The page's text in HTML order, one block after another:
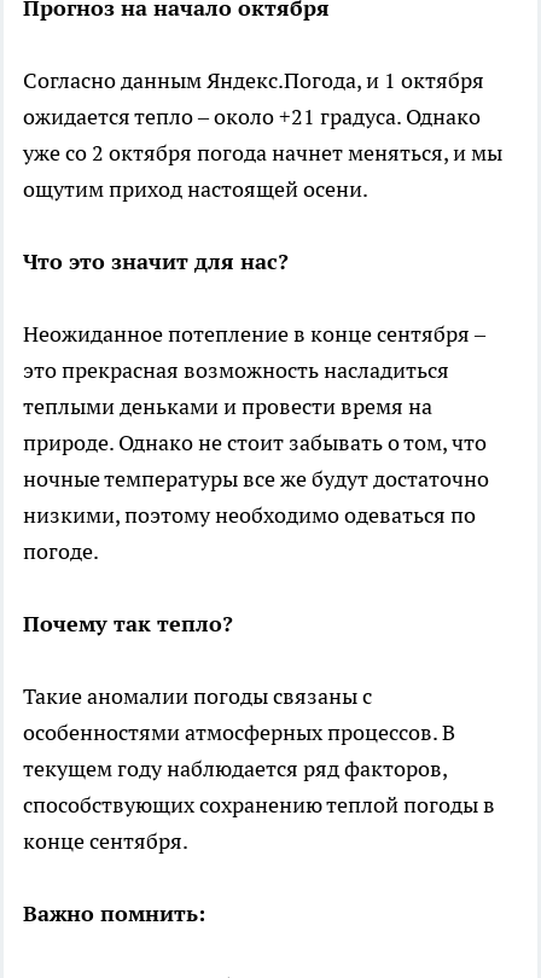
Прогноз на начало октября
Согласно данным Яндекс.Погода, и 1 октября
ожидается тепло – около +21 градуса. Однако
уже со 2 октября погода начнет меняться, и мы
ощутим приход настоящей осени.
Что это значит для нас?
Неожиданное потепление в конце сентября –
это прекрасная возможность насладиться
теплыми деньками и провести время на
природе. Однако не стоит забывать о том, что
ночные температуры все же будут достаточно
низкими, поэтому необходимо одеваться по
погоде.
Почему так тепло?
Такие аномалии погоды связаны с
особенностями атмосферных процессов. В
текущем году наблюдается ряд факторов,
способствующих сохранению теплой погоды в
конце сентября.
Важно помнить: